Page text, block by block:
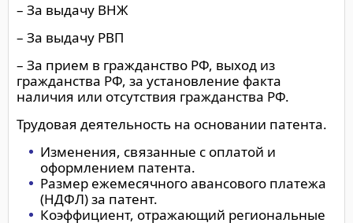
– За выдачу ВНЖ
– За выдачу РВП
– За прием в гражданство РФ, выход из
гражданства РФ, за установление факта
наличия или отсутствия гражданства РФ.
Трудовая деятельность на основании патента.
Изменения, связанные с оплатой и
оформлением патента.
Размер ежемесячного авансового платежа
(НДФЛ) за патент.
Коэффициент, отражающий региональные